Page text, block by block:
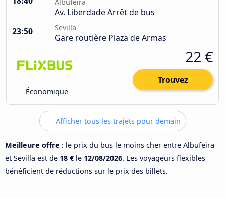
Av. Liberdade Arrêt de bus
23:50
Sevilla
Gare routière Plaza de Armas
Économique
22 €
Trouvez
Afficher tous les trajets pour demain
Meilleure offre : le prix du bus le moins cher entre Albufeira
et Sevilla est de 18 € le 12/08/2026. Les voyageurs flexibles
bénéficient de réductions sur le prix des billets.